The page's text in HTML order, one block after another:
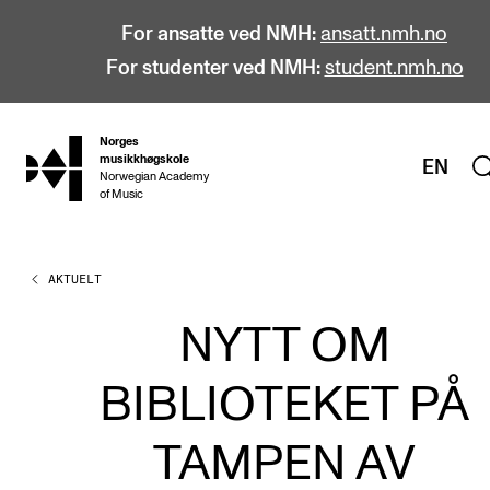
For ansatte ved NMH: ansatt.nmh.no
For studenter ved NMH: student.nmh.no
hjem
Norges
musikkhøgskole
Norwegian Academy
of Music
EN
STUDIER
Årsstudium og videreutdanning
AKTUELT
NYTT OM
BIBLIOTEKET PÅ
TAMPEN AV